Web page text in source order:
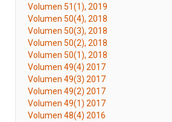
Volumen 51(1), 2019
Volumen 50(4), 2018
Volumen 50(3), 2018
Volumen 50(2), 2018
Volumen 50(1), 2018
Volumen 49(4) 2017
Volumen 49(3) 2017
Volumen 49(2) 2017
Volumen 49(1) 2017
Volumen 48(4) 2016